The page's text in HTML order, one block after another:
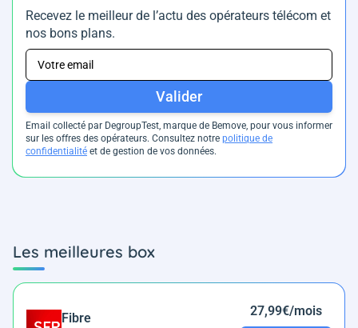
Recevez le meilleur de l’actu des opérateurs télécom et
nos bons plans.
Valider
Email collecté par DegroupTest, marque de Bemove, pour vous informer
sur les offres des opérateurs. Consultez notre politique de
confidentialité et de gestion de vos données.
Les meilleures box
Fibre 27,99€/mois